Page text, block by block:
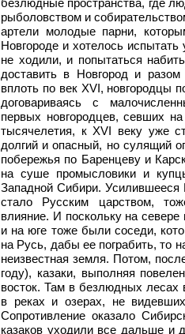
безлюдные пространства, где
рыболовством и
артели молодые парни,
Новгороде и хотелось
не ходили, и попытаться
доставить в Новгород и
вплоть по век XVI, новгородцы
договариваясь с
первых новгородцев, севших
тысячелетия, к XVI веку уже
долгий и опасный, но сулящий
побережья по Баренцеву и
на суше промысловики и
Западной Сибири. Усилившееся
стало Русским царством,
влияние. И поскольку на
и на юге тоже были соседи,
на Русь, дабы ее пограбить, то
неизвестная земля. Потом,
году), казаки, выполняя
восток. Там в безлюдных лесах
в реках и озерах, не
Сопротивление оказало
казаков уходили все дальше и